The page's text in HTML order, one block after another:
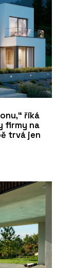
říká
firmy na
trvá jen